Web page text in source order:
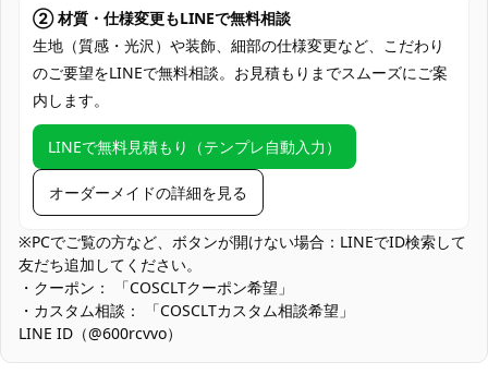
使用場所
コミケ、アニメイベント、コスプレ撮影
会、スタジオ撮影、ハロウィン仮装、コス
プレ交流会、ポートレート撮影、テーマカ
フェ出演
コスプレ愛好家、アニメや漫画、ゲームフ
ァン、出演者
収納方法
他の衣類と同じく、清潔に乾燥を保ち、鋭
い物によっての破れを避けてください。
商品状態
新品未使用
細身シルエットのバランス：ラインの美しさを重視したため、ゆ
ったり目のサイズ感ではありません。サイズ表を確認し、胸囲・
肩幅に合わせた選択をおすすめします。
② 材質・仕様変更もLINEで無料相談
生地（質感・光沢）や装飾、細部の仕様変更など、こだわり
のご要望をLINEで無料相談。お見積もりまでスムーズにご案
内します。
LINEで無料見積もり（テンプレ自動入力）
オーダーメイドの詳細を見る
※PCでご覧の方など、ボタンが開けない場合：LINEでID検索して
友だち追加してください。
・クーポン： 「COSCLTクーポン希望」
・カスタム相談： 「COSCLTカスタム相談希望」
LINE ID（@600rcvvo）